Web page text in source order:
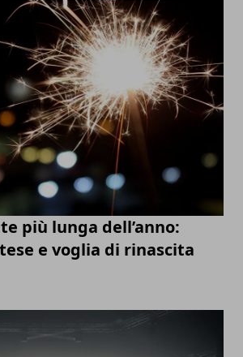
più lunga dell’anno:
e voglia di rinascita